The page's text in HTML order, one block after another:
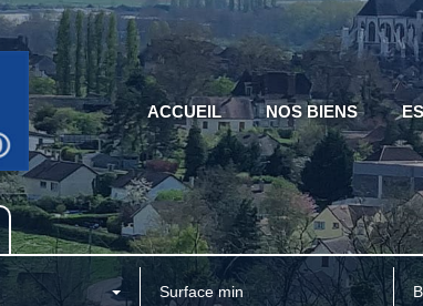
ACCUEIL NOS BIENS